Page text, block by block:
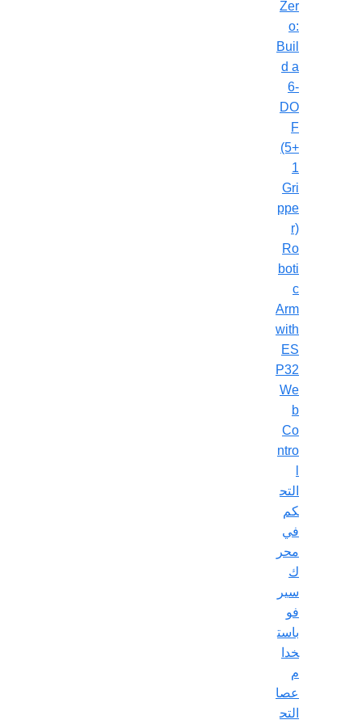
Zer
o:
Buil
d a
6-
DO
F
(5+
1
Gri
ppe
r)
Ro
boti
c
Arm
with
ES
P32
We
b
Co
ntro
التح
كم
في
محر
ك
سير
فو
باست
خدا
م
عصا
التح